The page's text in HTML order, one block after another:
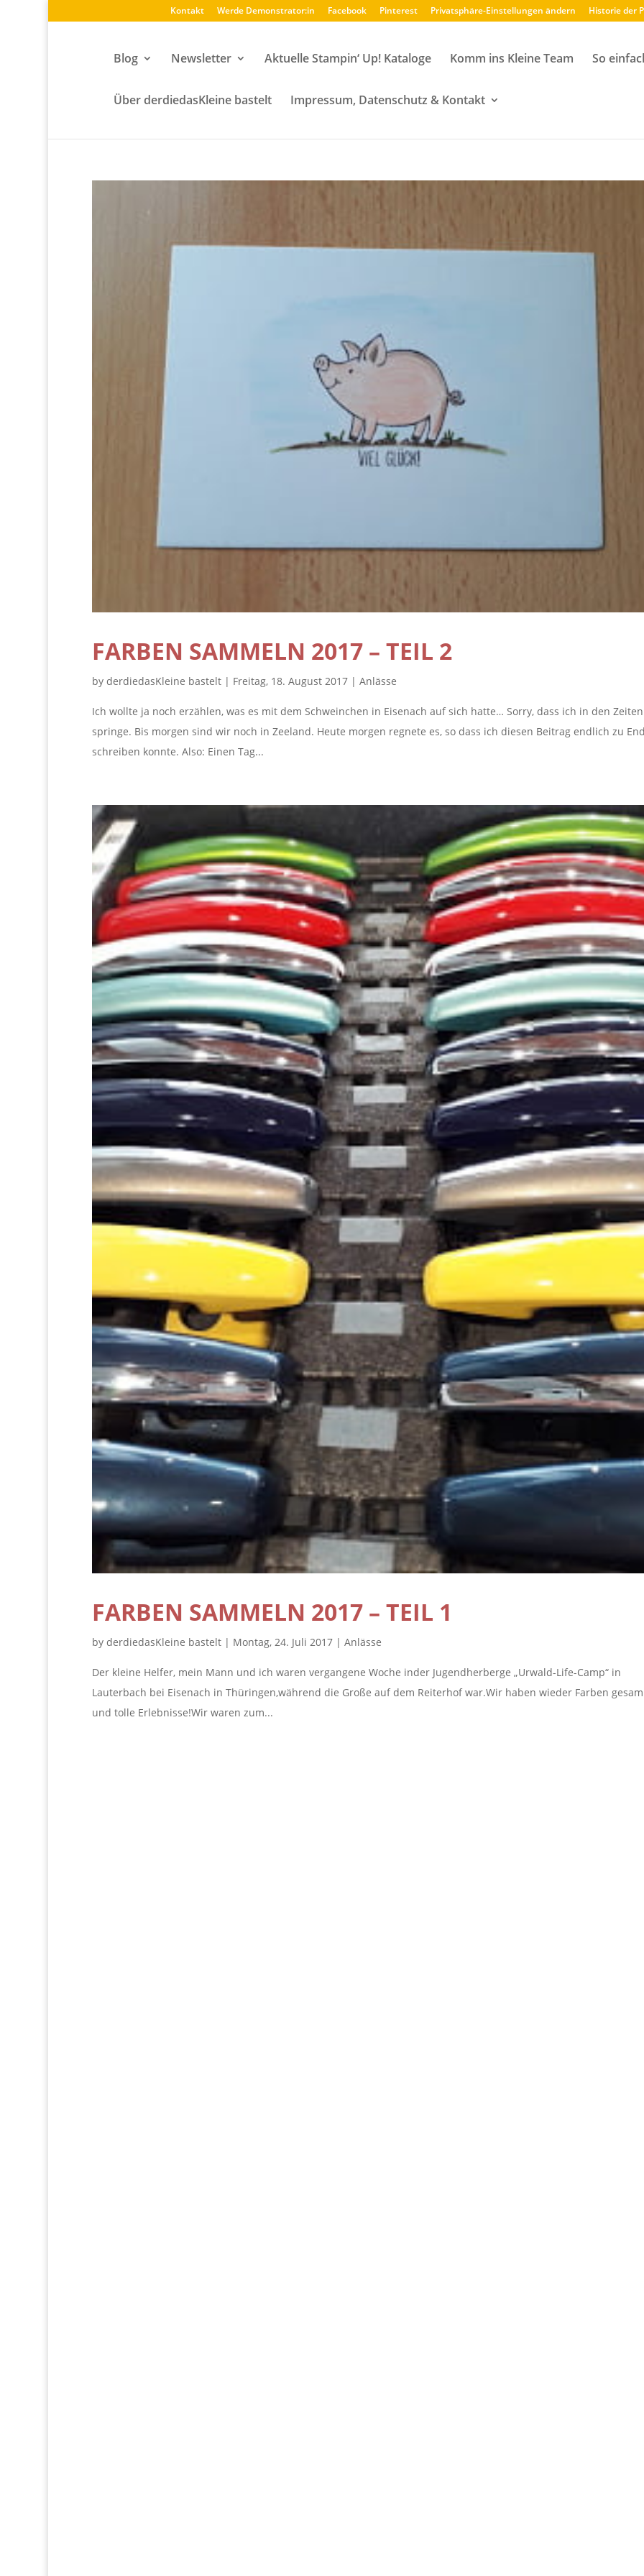
Kontakt Werde Demonstrator:in Facebook Pinterest Privatsphäre-Einstellungen ändern Historie der
Blog Newsletter Aktuelle Stampin‘ Up! Kataloge Komm ins Kleine Team So
Über derdiedasKleine bastelt Impressum, Datenschutz & Kontakt
FARBEN SAMMELN 2017 – TEIL 2
by derdiedasKleine bastelt| Freitag, 18. August 2017| Anlässe
Ich wollte ja noch erzählen, was es mit dem Schweinchen in Eisenach auf sich hatte… Sorry, dass ich in den Zeiten
springe. Bis morgen sind wir noch in Zeeland. Heute morgen regnete es, so dass ich diesen Beitrag endlich zu
schreiben konnte. Also: Einen Tag...
FARBEN SAMMELN 2017 – TEIL 1
by derdiedasKleine bastelt| Montag, 24. Juli 2017| Anlässe
Der kleine Helfer, mein Mann und ich waren vergangene Woche inder Jugendherberge „Urwald-Life-Camp“ in
Lauterbach bei Eisenach in Thüringen,während die Große auf dem Reiterhof war.Wir haben wieder Farben
und tolle Erlebnisse!Wir waren zum...